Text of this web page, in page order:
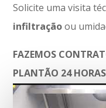
Solicite uma visita
infiltraçãoou
FAZEMOS
PLANTÃO 24 HORAS